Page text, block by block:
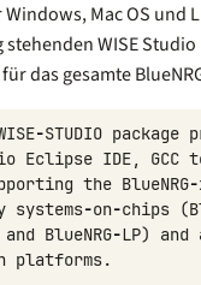
Mac OS und
WISE
das gesamte
-STUDIO package
Eclipse IDE, GCC
the BlueNRG-
systems-on-chips (
and BlueNRG-LP) and
platforms.